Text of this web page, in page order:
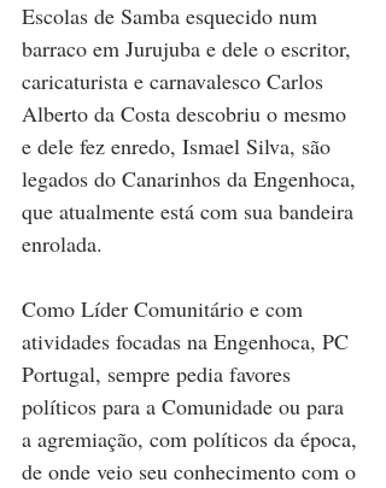
Escolas de Samba esquecido num
barraco em Jurujuba e dele o escritor,
caricaturista e carnavalesco Carlos
Alberto da Costa descobriu o mesmo
e dele fez enredo, Ismael Silva, são
legados do Canarinhos da Engenhoca,
que atualmente está com sua bandeira
enrolada.
Como Líder Comunitário e com
atividades focadas na Engenhoca, PC
Portugal, sempre pedia favores
políticos para a Comunidade ou para
a agremiação, com políticos da época,
de onde veio seu conhecimento com o